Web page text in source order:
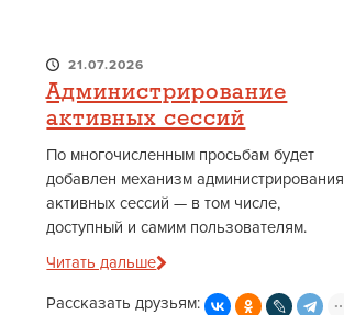
21.07.2026
Администрирование
активных сессий
По многочисленным просьбам будет
добавлен механизм администрирования
активных сессий — в том числе,
доступный и самим пользователям.
Читать дальше
Рассказать друзьям: